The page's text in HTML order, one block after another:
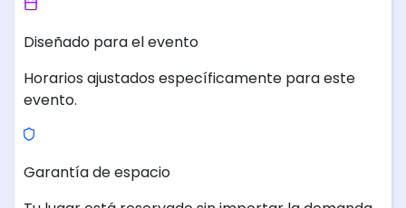
Diseñado para el evento
Horarios ajustados específicamente para este
evento.
Garantía de espacio